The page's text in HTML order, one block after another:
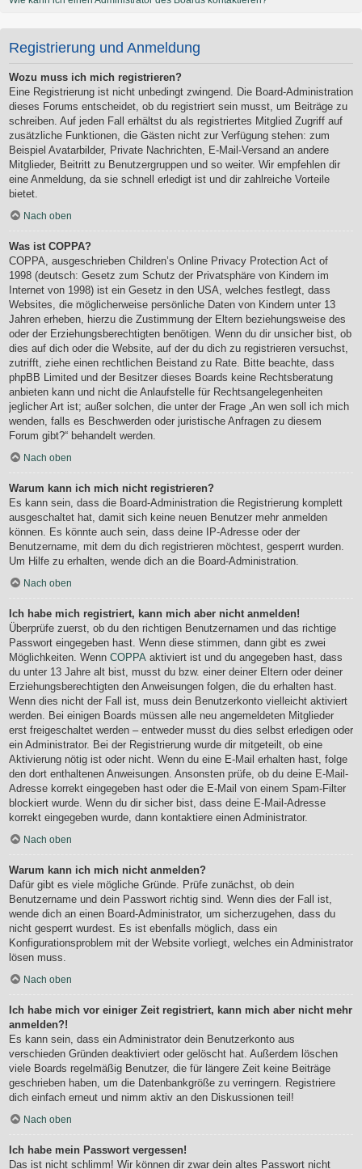
Registrierung und Anmeldung
Wozu muss ich mich registrieren?
Eine Registrierung ist nicht unbedingt zwingend. Die Board-Administration
dieses Forums entscheidet, ob du registriert sein musst, um Beiträge zu
schreiben. Auf jeden Fall erhältst du als registriertes Mitglied Zugriff auf
zusätzliche Funktionen, die Gästen nicht zur Verfügung stehen: zum
Beispiel Avatarbilder, Private Nachrichten, E-Mail-Versand an andere
Mitglieder, Beitritt zu Benutzergruppen und so weiter. Wir empfehlen dir
eine Anmeldung, da sie schnell erledigt ist und dir zahlreiche Vorteile
bietet.
Nach oben
Was ist COPPA?
COPPA, ausgeschrieben Children’s Online Privacy Protection Act of
1998 (deutsch: Gesetz zum Schutz der Privatsphäre von Kindern im
Internet von 1998) ist ein Gesetz in den USA, welches festlegt, dass
Websites, die möglicherweise persönliche Daten von Kindern unter 13
Jahren erheben, hierzu die Zustimmung der Eltern beziehungsweise des
oder der Erziehungsberechtigten benötigen. Wenn du dir unsicher bist, ob
dies auf dich oder die Website, auf der du dich zu registrieren versuchst,
zutrifft, ziehe einen rechtlichen Beistand zu Rate. Bitte beachte, dass
phpBB Limited und der Besitzer dieses Boards keine Rechtsberatung
anbieten kann und nicht die Anlaufstelle für Rechtsangelegenheiten
jeglicher Art ist; außer solchen, die unter der Frage „An wen soll ich mich
wenden, falls es Beschwerden oder juristische Anfragen zu diesem
Forum gibt?“ behandelt werden.
Nach oben
Warum kann ich mich nicht registrieren?
Es kann sein, dass die Board-Administration die Registrierung komplett
ausgeschaltet hat, damit sich keine neuen Benutzer mehr anmelden
können. Es könnte auch sein, dass deine IP-Adresse oder der
Benutzername, mit dem du dich registrieren möchtest, gesperrt wurden.
Um Hilfe zu erhalten, wende dich an die Board-Administration.
Nach oben
Ich habe mich registriert, kann mich aber nicht anmelden!
Überprüfe zuerst, ob du den richtigen Benutzernamen und das richtige
Passwort eingegeben hast. Wenn diese stimmen, dann gibt es zwei
Möglichkeiten. Wenn COPPA aktiviert ist und du angegeben hast, dass
du unter 13 Jahre alt bist, musst du bzw. einer deiner Eltern oder deiner
Erziehungsberechtigten den Anweisungen folgen, die du erhalten hast.
Wenn dies nicht der Fall ist, muss dein Benutzerkonto vielleicht aktiviert
werden. Bei einigen Boards müssen alle neu angemeldeten Mitglieder
erst freigeschaltet werden – entweder musst du dies selbst erledigen oder
ein Administrator. Bei der Registrierung wurde dir mitgeteilt, ob eine
Aktivierung nötig ist oder nicht. Wenn du eine E-Mail erhalten hast, folge
den dort enthaltenen Anweisungen. Ansonsten prüfe, ob du deine E-Mail-
Adresse korrekt eingegeben hast oder die E-Mail von einem Spam-Filter
blockiert wurde. Wenn du dir sicher bist, dass deine E-Mail-Adresse
korrekt eingegeben wurde, dann kontaktiere einen Administrator.
Nach oben
Warum kann ich mich nicht anmelden?
Dafür gibt es viele mögliche Gründe. Prüfe zunächst, ob dein
Benutzername und dein Passwort richtig sind. Wenn dies der Fall ist,
wende dich an einen Board-Administrator, um sicherzugehen, dass du
nicht gesperrt wurdest. Es ist ebenfalls möglich, dass ein
Konfigurationsproblem mit der Website vorliegt, welches ein Administrator
lösen muss.
Nach oben
Ich habe mich vor einiger Zeit registriert, kann mich aber nicht mehr
anmelden?!
Es kann sein, dass ein Administrator dein Benutzerkonto aus
verschieden Gründen deaktiviert oder gelöscht hat. Außerdem löschen
viele Boards regelmäßig Benutzer, die für längere Zeit keine Beiträge
geschrieben haben, um die Datenbankgröße zu verringern. Registriere
dich einfach erneut und nimm aktiv an den Diskussionen teil!
Nach oben
Ich habe mein Passwort vergessen!
Das ist nicht schlimm! Wir können dir zwar dein altes Passwort nicht